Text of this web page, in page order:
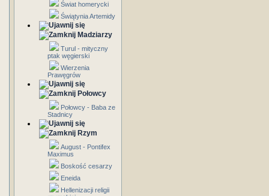
Świat homerycki
Świątynia Artemidy
Madziarzy
Turul - mityczny
ptak węgierski
Wierzenia
Prawęgrów
Połowcy
Połowcy - Baba ze
Stadnicy
Rzym
August - Pontifex
Maximus
Boskość cesarzy
Eneida
Hellenizacji religii